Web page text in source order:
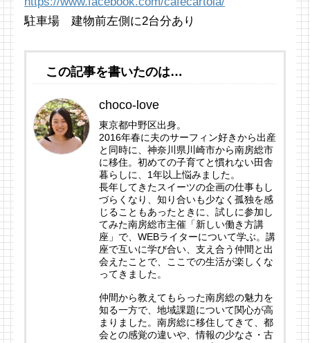
駐車場 建物前左側に2台分あり
この記事を書いたのは…
choco-love
東京都中野区出身。
2016年春に夫のサーフィン好きから出産
と同時に、神奈川県川崎市から南房総市
に移住。初めての子育てと慣れない田舎
暮らしに、1年以上悩みました。
長年してきたスイーツの企画の仕事もし
づらくなり、知り合いも少なく孤独を感
じることもあったときに、試しに参加し
てみた南房総市主催「新しい働き方講
座」で、WEBライターについて学ぶ。講
座で互いに学び合い、支え合う仲間と出
会えたことで、ここでの生活が楽しくな
ってきました。
仲間から教えてもらった南房総の魅力を
知る一方で、地域課題について関心が高
まりました。南房総に移住してきて、都
会との感覚の違いや、情報の少なさ・古